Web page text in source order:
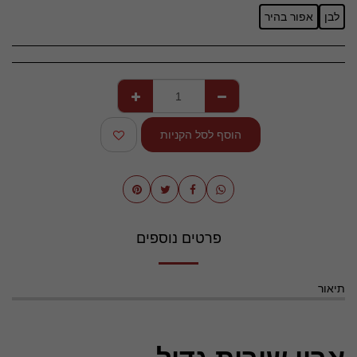
לבן אפור בהיר
הוסף לסל הקניות
פרטים נוספים
תיאור